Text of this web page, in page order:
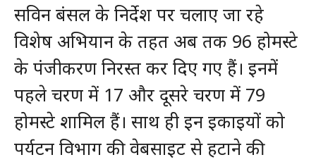
सविन बंसल के निर्देश पर चलाए जा रहे
विशेष अभियान के तहत अब तक 96 होमस्टे
के पंजीकरण निरस्त कर दिए गए हैं। इनमें
पहले चरण में 17 और दूसरे चरण में 79
होमस्टे शामिल हैं। साथ ही इन इकाइयों को
पर्यटन विभाग की वेबसाइट से हटाने की